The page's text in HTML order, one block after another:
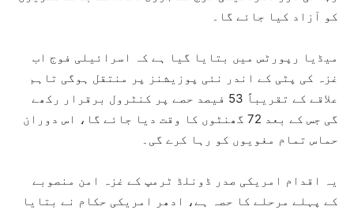
کو آزاد کیا جائے گا۔
میڈیا رپورٹس میں بتایا گیا ہے کہ اسرائیلی فوج اب
غزہ کی پٹی کے اندر نئی پوزیشنز پر منتقل ہوگی تاہم
علاقے کے تقریباً 53 فیصد حصے پر کنٹرول برقرار رکھے
گی جس کے بعد 72 گھنٹوں کا وقت دیا جائے گا، اس دوران
حماس تمام مغویوں کو رہا کرے گی۔
یہ اقدام امریکی صدر ڈونلڈ ٹرمپ کے غزہ امن منصوبے
کے پہلے مرحلے کا حصہ ہے، ادھر امریکی حکام نے بتایا